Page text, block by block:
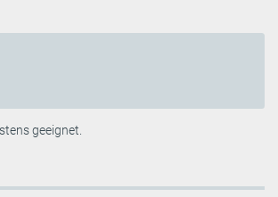
geeignet.